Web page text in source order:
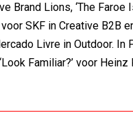
Brand Lions, ‘The Faroe
SKF in Creative B2B
Livre in Outdoor. In
Familiar?’ voor